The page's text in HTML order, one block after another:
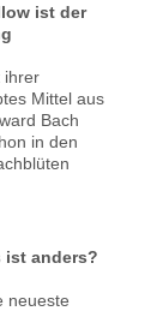
ist der
ihrer
Mittel aus
Bach
in den
ist anders?
neueste